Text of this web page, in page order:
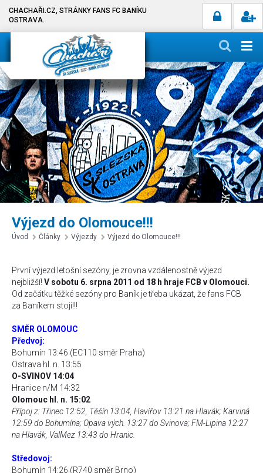
CHACHAŘI.CZ, STRÁNKY FANS FC BANÍKU
OSTRAVA.
Výjezd do Olomouce!!!
Úvod Články Výjezdy Výjezd do Olomouce!!!
První výjezd letošní sezóny, je zrovna vzdálenostně výjezd
nejbližší! V sobotu 6. srpna 2011 od 18 h hraje FCB v Olomouci.
Od začátku těžké sezóny pro Baník je třeba ukázat, že fans FCB
za Baníkem stojí!!!
SMĚR OLOMOUC
Předvoj:
Bohumín 13:46 (EC110 směr Praha)
Ostrava hl. n. 13:55
O-SVINOV 14:04
Hranice n/M 14:32
Olomouc hl. n. 15:02
Přípoj z: Třinec 12:52, Těšín 13:04, Havířov 13:21 na Hlavák; Karviná
12:59 do Bohumína; Opava vých. 13:27 do Svinova; FM-Lipina 12:27
na Hlavák, ValMez 13:43 do Hranic.
Středovoj:
Bohumín 14:26 (R740 směr Brno)